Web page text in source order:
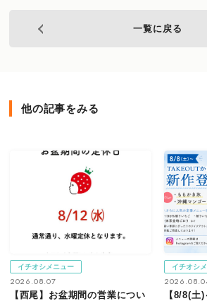
一覧に戻る
他の記事をみる
イチオシメニュー
2026.08.07
【西尾】お盆期間の営業につい
イチオシ
【8/8(土